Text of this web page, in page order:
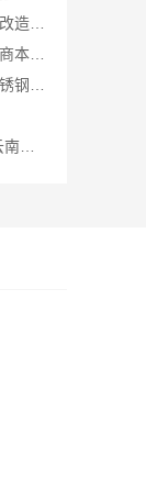
海南万赢饰家报价透明，局部改造居室明细报价
东钢金属全屋不锈钢定制生产商本地江苏东钢金属科技有限公司
轻奢高端重钢住宅本地维保-云南晟构建筑建材有限公司